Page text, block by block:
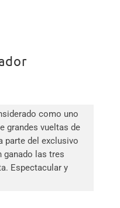
como uno
grandes vueltas de
parte del exclusivo
ganado las tres
Espectacular y